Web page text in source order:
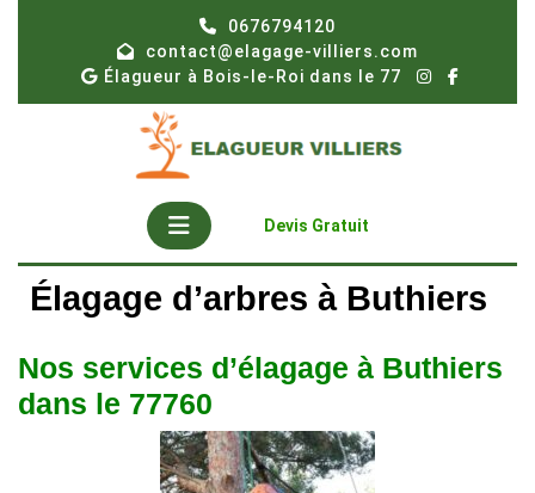
0676794120
contact@elagage-villiers.com
Élagueur à Bois-le-Roi dans le 77
Open
Button
Devis Gratuit
Élagage d’arbres à Buthiers
Nos services d’élagage à Buthiers
dans le 77760